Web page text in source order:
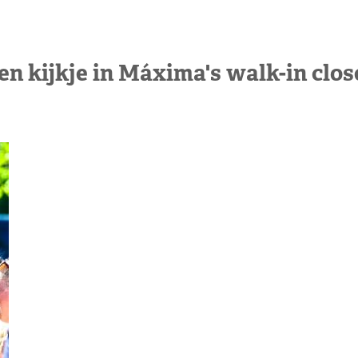
kijkje in Máxima's walk-in